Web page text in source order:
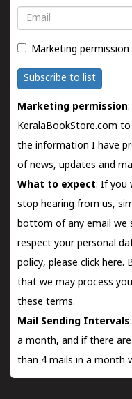
Email
Marketing permission
Subscribe to list
Marketing permission
KeralaBookStore.com
the information I have
of news, updates and
What to expect: If you
stop hearing from us,
bottom of any email we
respect your personal
policy, please click here.
that we may process
these terms.
Mail Sending Intervals
a month, and if there
than 4 mails in a month